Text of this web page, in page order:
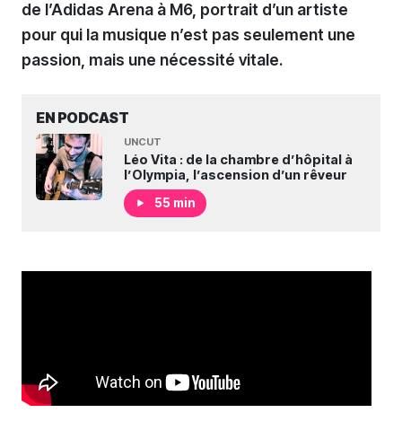
de l’Adidas Arena à M6, portrait d’un artiste
pour qui la musique n’est pas seulement une
passion, mais une nécessité vitale.
EN PODCAST
UNCUT
Léo Vita : de la chambre d’hôpital à
l’Olympia, l’ascension d’un rêveur
55 min